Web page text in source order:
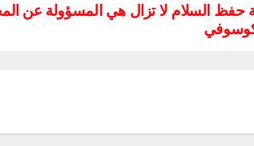
حفظ السلام لا تزال هي المسؤولة عن